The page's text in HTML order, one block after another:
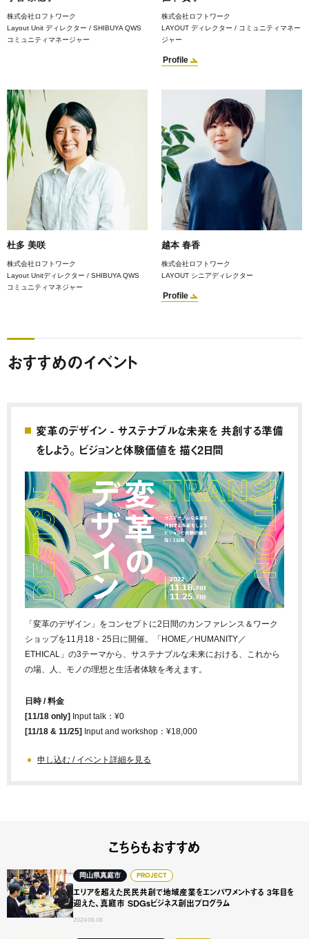
株式会社ロフトワーク
Layout Unit ディレクター / SHIBUYA QWS
コミュニティマネージャー
株式会社ロフトワーク
LAYOUT ディレクター / コミュニティマネー
ジャー
Profile
杜多 美咲
株式会社ロフトワーク
Layout Unitディレクター / SHIBUYA QWS
コミュニティマネジャー
越本 春香
株式会社ロフトワーク
LAYOUT シニアディレクター
Profile
おすすめのイベント
変革のデザイン - サステナブルな未来を 共創する準備
をしよう。 ビジョンと体験価値を 描く2日間
「変革のデザイン」をコンセプトに2日間のカンファレンス＆ワーク
ショップを11月18・25日に開催。「HOME／HUMANITY／
ETHICAL」の3テーマから、サステナブルな未来における、これから
の場、人、モノの理想と生活者体験を考えます。
日時 / 料金
[11/18 only] Input talk：¥0
[11/18 & 11/25] Input and workshop：¥18,000
申し込む / イベント詳細を見る
こちらもおすすめ
岡山県真庭市 PROJECT
エリアを超えた民民共創で地域産業をエンパワメントする 3年目を
迎えた、真庭市 SDGsビジネス創出プログラム
2024.08.08
エリアを超えた民民共創で地域産業をエンパワメントする